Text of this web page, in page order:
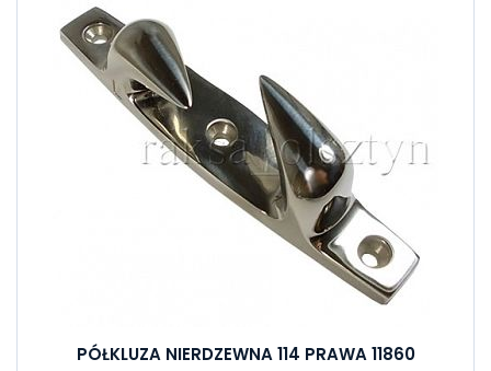
PÓŁKLUZA NIERDZEWNA 114 PRAWA 11860